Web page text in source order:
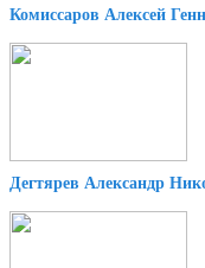
Комиссаров Алексей
Дегтярев Александр